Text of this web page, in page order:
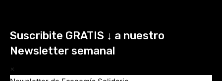
Suscribite GRATIS ↓ a nuestro
Newsletter semanal
×